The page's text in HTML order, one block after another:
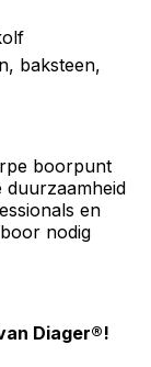
baksteen,
boorpunt
duurzaamheid
en
nodig
Diager®!